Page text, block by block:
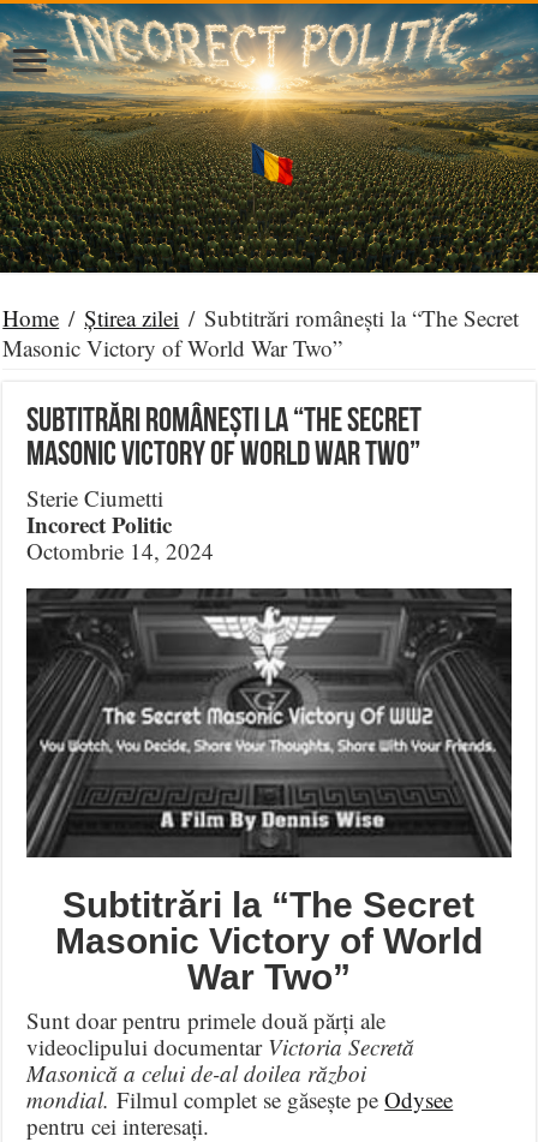
Home / Știrea zilei / Subtitrări românești la “The Secret
Masonic Victory of World War Two”
Subtitrări românești la “The Secret
Masonic Victory of World War Two”
Sterie Ciumetti
Incorect Politic
Octombrie 14, 2024
Subtitrări la “The Secret
Masonic Victory of World
War Two”
Sunt doar pentru primele două părți ale
videoclipului documentar Victoria Secretă
Masonică a celui de-al doilea război
mondial.Filmul complet se găsește peOdysee
pentru cei interesați.